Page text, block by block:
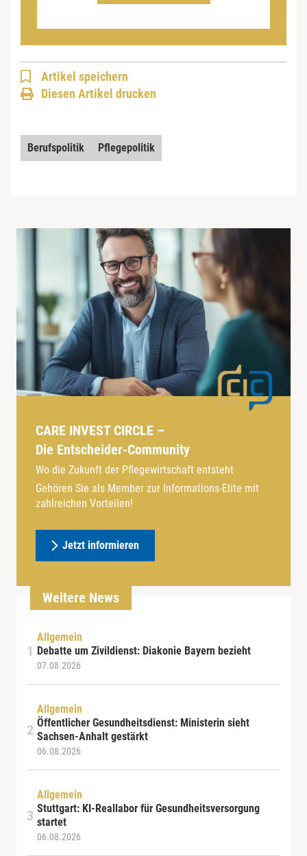
Artikel speichern
Diesen Artikel drucken
Berufspolitik Pflegepolitik
CARE INVEST CIRCLE –
Die Entscheider-Community
Wo die Zukunft der Pflegewirtschaft entsteht
Gehören Sie als Member zur Informations-Elite mit
zahlreichen Vorteilen!
Jetzt informieren
Weitere News
Allgemein
Debatte um Zivildienst: Diakonie Bayern bezieht
07.08.2026
Allgemein
Öffentlicher Gesundheitsdienst: Ministerin sieht
Sachsen-Anhalt gestärkt
06.08.2026
Allgemein
Stuttgart: KI-Reallabor für Gesundheitsversorgung
startet
06.08.2026